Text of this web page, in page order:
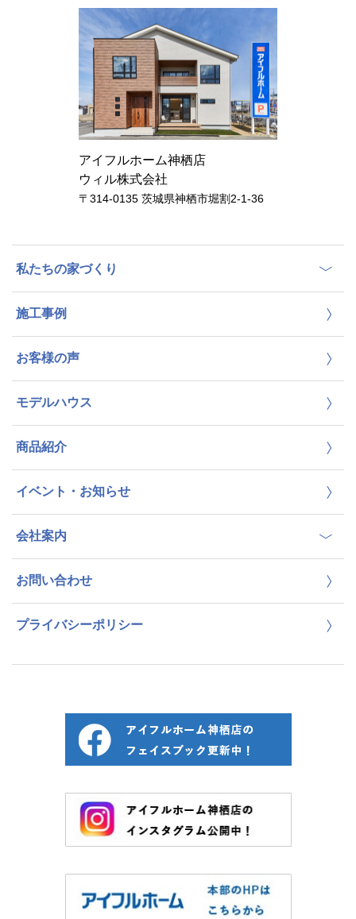
アイフルホーム神栖店
ウィル株式会社
〒314-0135 茨城県神栖市堀割2-1-36
私たちの家づくり
施工事例
お客様の声
モデルハウス
商品紹介
イベント・お知らせ
会社案内
お問い合わせ
プライバシーポリシー